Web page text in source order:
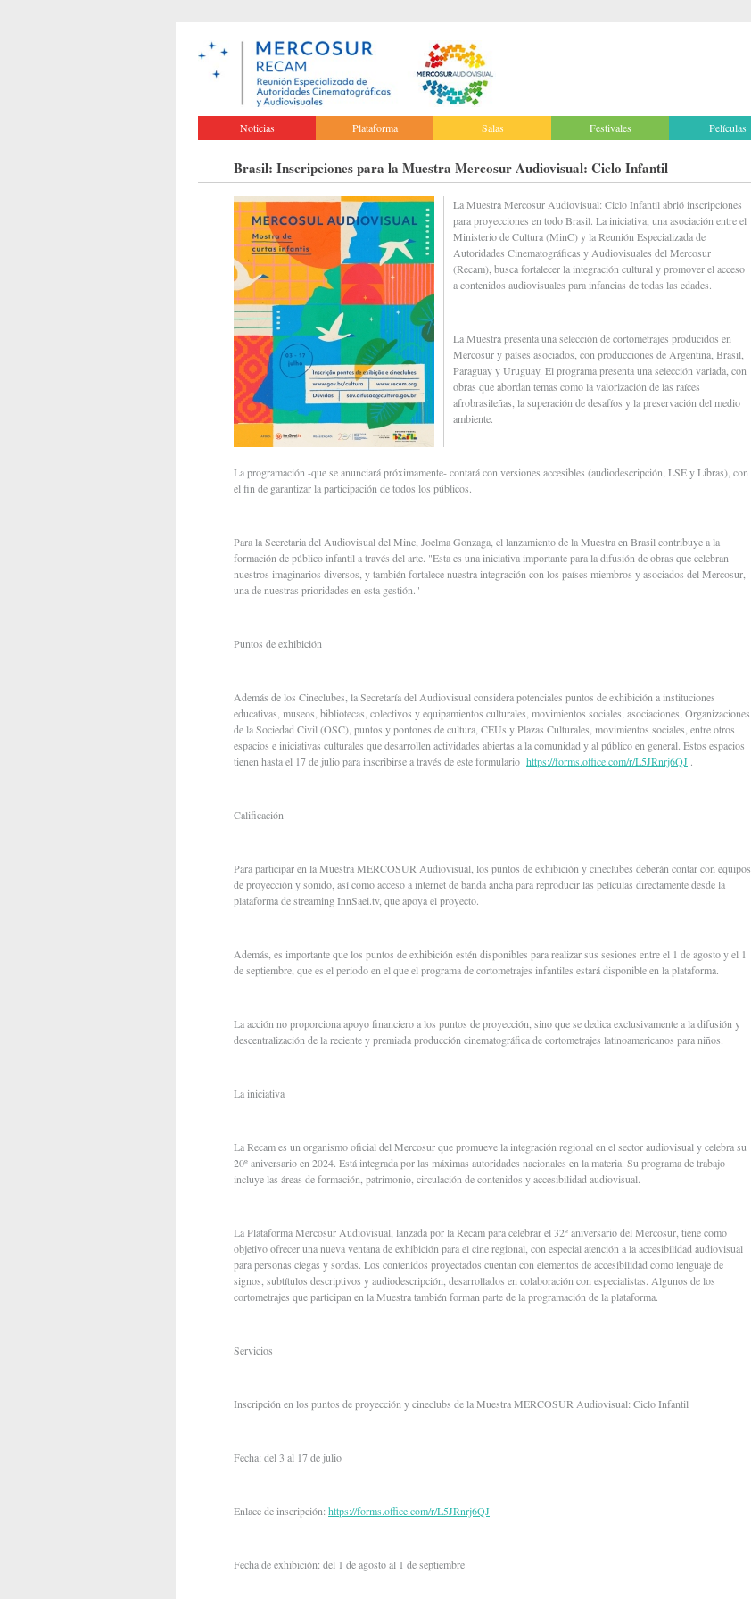
Noticias Plataforma Salas Festivales Películas
Brasil: Inscripciones para la Muestra Mercosur Audiovisual: Ciclo Infantil
La Muestra Mercosur Audiovisual: Ciclo Infantil abrió inscripciones
para proyecciones en todo Brasil. La iniciativa, una asociación entre el
Ministerio de Cultura (MinC) y la Reunión Especializada de
Autoridades Cinematográficas y Audiovisuales del Mercosur
(Recam), busca fortalecer la integración cultural y promover el acceso
a contenidos audiovisuales para infancias de todas las edades.
La Muestra presenta una selección de cortometrajes producidos en
Mercosur y países asociados, con producciones de Argentina, Brasil,
Paraguay y Uruguay. El programa presenta una selección variada, con
obras que abordan temas como la valorización de las raíces
afrobrasileñas, la superación de desafíos y la preservación del medio
ambiente.
La programación -que se anunciará próximamente- contará con versiones accesibles (audiodescripción, LSE y Libras), con
el fin de garantizar la participación de todos los públicos.
Para la Secretaria del Audiovisual del Minc, Joelma Gonzaga, el lanzamiento de la Muestra en Brasil contribuye a la
formación de público infantil a través del arte. "Esta es una iniciativa importante para la difusión de obras que celebran
nuestros imaginarios diversos, y también fortalece nuestra integración con los países miembros y asociados del Mercosur,
una de nuestras prioridades en esta gestión."
Puntos de exhibición
Además de los Cineclubes, la Secretaría del Audiovisual considera potenciales puntos de exhibición a instituciones
educativas, museos, bibliotecas, colectivos y equipamientos culturales, movimientos sociales, asociaciones, Organizaciones
de la Sociedad Civil (OSC), puntos y pontones de cultura, CEUs y Plazas Culturales, movimientos sociales, entre otros
espacios e iniciativas culturales que desarrollen actividades abiertas a la comunidad y al público en general. Estos espacios
tienen hasta el 17 de julio para inscribirse a través de este formulario https://forms.office.com/r/L5JRnrj6QJ .
Calificación
Para participar en la Muestra MERCOSUR Audiovisual, los puntos de exhibición y cineclubes deberán contar con equipos
de proyección y sonido, así como acceso a internet de banda ancha para reproducir las películas directamente desde la
plataforma de streaming InnSaei.tv, que apoya el proyecto.
Además, es importante que los puntos de exhibición estén disponibles para realizar sus sesiones entre el 1 de agosto y el 1
de septiembre, que es el periodo en el que el programa de cortometrajes infantiles estará disponible en la plataforma.
La acción no proporciona apoyo financiero a los puntos de proyección, sino que se dedica exclusivamente a la difusión y
descentralización de la reciente y premiada producción cinematográfica de cortometrajes latinoamericanos para niños.
La iniciativa
La Recam es un organismo oficial del Mercosur que promueve la integración regional en el sector audiovisual y celebra su
20º aniversario en 2024. Está integrada por las máximas autoridades nacionales en la materia. Su programa de trabajo
incluye las áreas de formación, patrimonio, circulación de contenidos y accesibilidad audiovisual.
La Plataforma Mercosur Audiovisual, lanzada por la Recam para celebrar el 32º aniversario del Mercosur, tiene como
objetivo ofrecer una nueva ventana de exhibición para el cine regional, con especial atención a la accesibilidad audiovisual
para personas ciegas y sordas. Los contenidos proyectados cuentan con elementos de accesibilidad como lenguaje de
signos, subtítulos descriptivos y audiodescripción, desarrollados en colaboración con especialistas. Algunos de los
cortometrajes que participan en la Muestra también forman parte de la programación de la plataforma.
Servicios
Inscripción en los puntos de proyección y cineclubs de la Muestra MERCOSUR Audiovisual: Ciclo Infantil
Fecha: del 3 al 17 de julio
Enlace de inscripción: https://forms.office.com/r/L5JRnrj6QJ
Fecha de exhibición: del 1 de agosto al 1 de septiembre